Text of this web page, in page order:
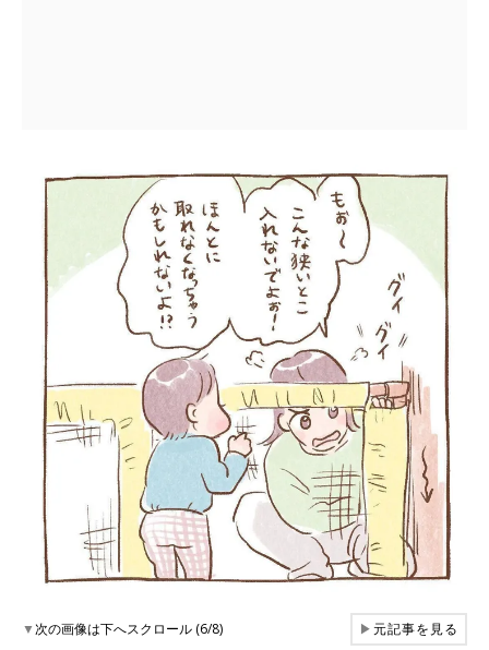
▼次の画像は下へスクロール (6/8) ▶元記事を見る